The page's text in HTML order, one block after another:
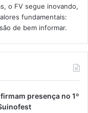
o FV segue inovando,
fundamentais:
de bem informar.​
presença no 1º